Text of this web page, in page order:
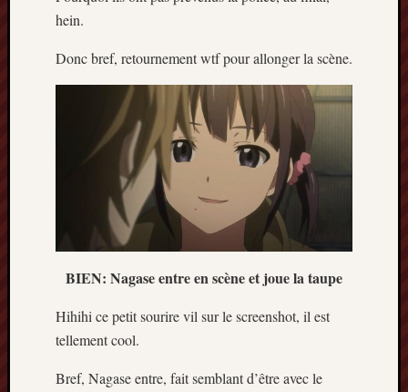
hein.
Donc bref, retournement wtf pour allonger la scène.
BIEN: Nagase entre en scène et joue la taupe
Hihihi ce petit sourire vil sur le screenshot, il est
tellement cool.
Bref, Nagase entre, fait semblant d’être avec le